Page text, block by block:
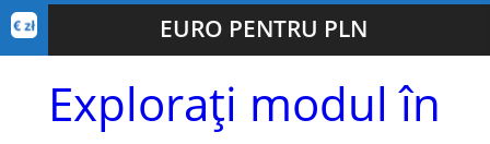
EURO PENTRU PLN
Explorați modul în